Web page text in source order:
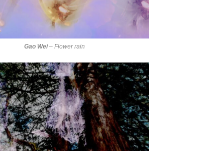
Gao Wei– Flower rain